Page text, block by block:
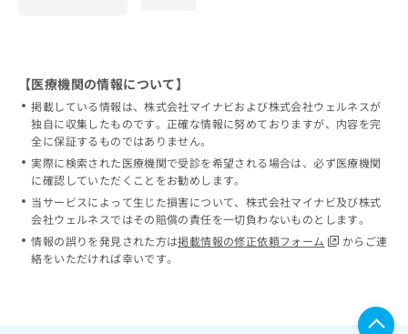
【医療機関の情報について】
掲載している情報は、株式会社マイナビおよび株式会社ウェルネスが
独自に収集したものです。正確な情報に努めておりますが、内容を完
全に保証するものではありません。
実際に検索された医療機関で受診を希望される場合は、必ず医療機関
に確認していただくことをお勧めします。
当サービスによって生じた損害について、株式会社マイナビ及び株式
会社ウェルネスではその賠償の責任を一切負わないものとします。
情報の誤りを発見された方は掲載情報の修正依頼フォーム
からご連
絡をいただければ幸いです。